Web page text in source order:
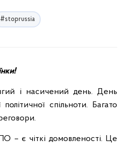
#stoprussia
і насичений день. День
спільноти. Багато
– є чіткі домовленості. Це